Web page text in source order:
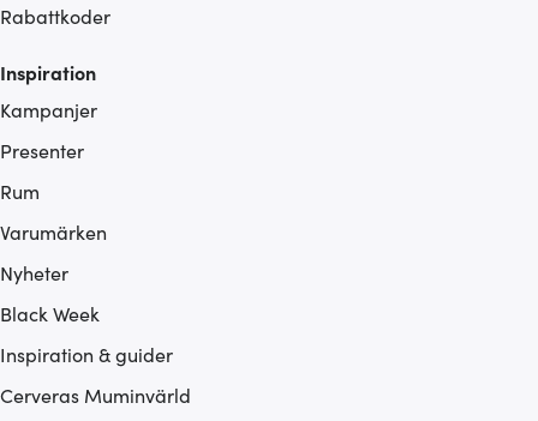
Rabattkoder
Inspiration
Kampanjer
Presenter
Rum
Varumärken
Nyheter
Black Week
Inspiration & guider
Cerveras Muminvärld